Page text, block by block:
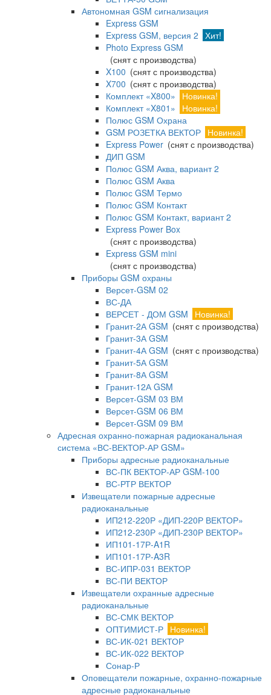
Автономная GSM сигнализация
Express GSM
Express GSM, версия 2 Хит!
Photo Express GSM
(снят с производства)
X100 (снят с производства)
X700 (снят с производства)
Комплект «X800»
Новинка!
Комплект «X801»
Новинка!
Полюс GSM Охрана
GSM РОЗЕТКА ВЕКТОР Новинка!
Express Power (снят с производства)
ДИП GSM
Полюс GSM Аква, вариант 2
Полюс GSM Аква
Полюс GSM Термо
Полюс GSM Контакт
Полюс GSM Контакт, вариант 2
Express Power Box
(снят с производства)
Express GSM mini
(снят с производства)
Приборы GSM охраны
Версет-GSM 02
ВС-ДА
ВЕРСЕТ - ДОМ GSM
Новинка!
Гранит-2А GSM (снят с производства)
Гранит-3А GSM
Гранит-4А GSM (снят с производства)
Гранит-5А GSM
Гранит-8А GSM
Гранит-12А GSM
Версет-GSM 03 ВМ
Версет-GSM 06 ВМ
Версет-GSM 09 ВМ
Адресная охранно-пожарная радиоканальная
система «ВС-ВЕКТОР-АР GSM»
Приборы адресные радиоканальные
ВС-ПК ВЕКТОР-АР GSM-100
ВС-РТР ВЕКТОР
Извещатели пожарные адресные
радиоканальные
ИП212-220Р «ДИП-220Р ВЕКТОР»
ИП212-230Р «ДИП-230Р ВЕКТОР»
ИП101-17Р-A1R
ИП101-17Р-A3R
ВС-ИПР-031 ВЕКТОР
ВС-ПИ ВЕКТОР
Извещатели охранные адресные
радиоканальные
ВС-СМК ВЕКТОР
ОПТИМИСТ-Р Новинка!
ВС-ИК-021 ВЕКТОР
ВС-ИК-022 ВЕКТОР
Сонар-Р
Оповещатели пожарные, охранно-пожарные
адресные радиоканальные